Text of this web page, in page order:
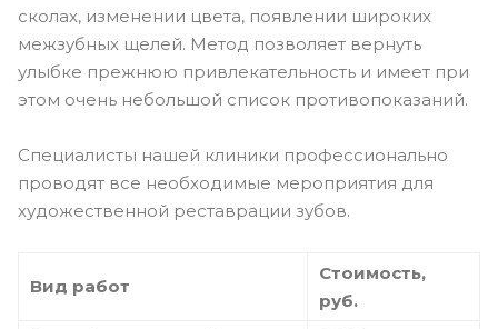
сколах, изменении цвета, появлении широких
межзубных щелей. Метод позволяет вернуть
улыбке прежнюю привлекательность и имеет при
этом очень небольшой список противопоказаний.
Специалисты нашей клиники профессионально
проводят все необходимые мероприятия для
художественной реставрации зубов.
Вид работ
Стоимость,
руб.